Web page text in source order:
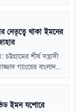
নেতৃত্বে থাকা ইমনের
শীর্ষ সন্ত্রাসী
গ্যাংয়ের বাংলাদ...
ইমন যশোরে